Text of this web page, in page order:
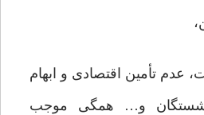
عدم تأمین اقتصادى و ابهام
و… همگى موجب